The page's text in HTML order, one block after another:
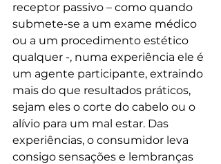
receptor passivo – como quando
submete-se a um exame médico
ou a um procedimento estético
qualquer -, numa experiência ele é
um agente participante, extraindo
mais do que resultados práticos,
sejam eles o corte do cabelo ou o
alívio para um mal estar. Das
experiências, o consumidor leva
consigo sensações e lembranças